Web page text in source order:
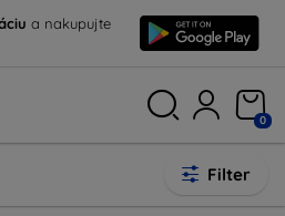
a nakupujte
0
Filter